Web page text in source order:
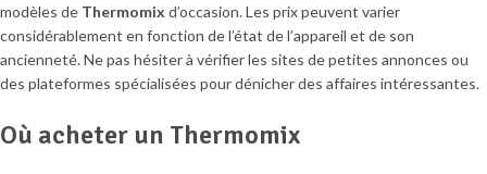
modèles de Thermomix d’occasion. Les prix peuvent varier
considérablement en fonction de l’état de l’appareil et de son
ancienneté. Ne pas hésiter à vérifier les sites de petites annonces ou
des plateformes spécialisées pour dénicher des affaires intéressantes.
Où acheter un Thermomix